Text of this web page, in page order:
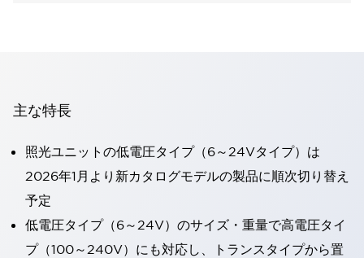
主な特長
照光ユニットの低電圧タイプ（6～24Vタイプ）は
2026年1月より新カタログモデルの製品に順次切り替え
予定
低電圧タイプ（6～24V）のサイズ・重量で高電圧タイ
プ（100～240V）にも対応し、トランスタイプから置